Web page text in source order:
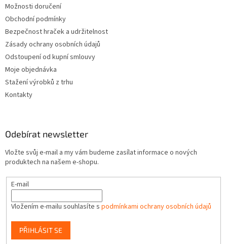
Možnosti doručení
Obchodní podmínky
Bezpečnost hraček a udržitelnost
Zásady ochrany osobních údajů
Odstoupení od kupní smlouvy
Moje objednávka
Stažení výrobků z trhu
Kontakty
Odebírat newsletter
Vložte svůj e-mail a my vám budeme zasílat informace o nových
produktech na našem e-shopu.
E-mail
Vložením e-mailu souhlasíte s podmínkami ochrany osobních údajů
PŘIHLÁSIT SE